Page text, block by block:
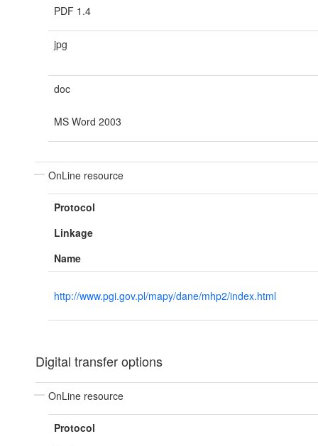
PDF 1.4
jpg
doc
MS Word 2003
OnLine resource
Protocol
Linkage
Name
http://www.pgi.gov.pl/mapy/dane/mhp2/index.html
Digital transfer options
OnLine resource
Protocol